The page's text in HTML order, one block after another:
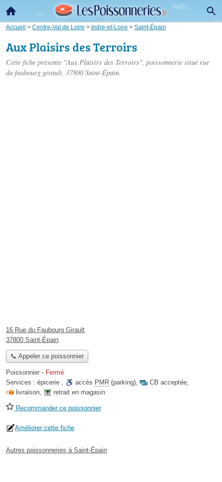
Accueil > Centre-Val de Loire > Indre-et-Loire > Saint-Épain
Aux Plaisirs des Terroirs
Cette fiche présente "Aux Plaisirs des Terroirs", poissonnerie situé rue
du faubourg girault, 37800 Saint-Épain.
16 Rue du Faubourg Girault
37800 Saint-Épain
📞 Appeler ce poissonnier
Poissonnier - Fermé
Services : épicerie , accès PMR (parking), CB acceptée,
livraison, retrait en magasin
Recommander ce poissonnier
Améliorer cette fiche
Autres poissonneries à Saint-Épain